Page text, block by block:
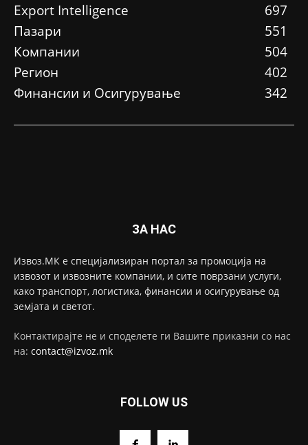
Еxport Intelligence
697
Пазари
551
Компании
504
Регион
402
Финансии и Осигурување
342
ЗА НАС
Извоз.МК е специјализиран портал за промоција на
извозот и извозните компании, и сите поврзани услуги,
како транспорт, логистика, финансии и осигурување од
земјата и светот.
Контактирајте не и споделете ги Вашите приказни со нас
на: contact@izvoz.mk
FOLLOW US